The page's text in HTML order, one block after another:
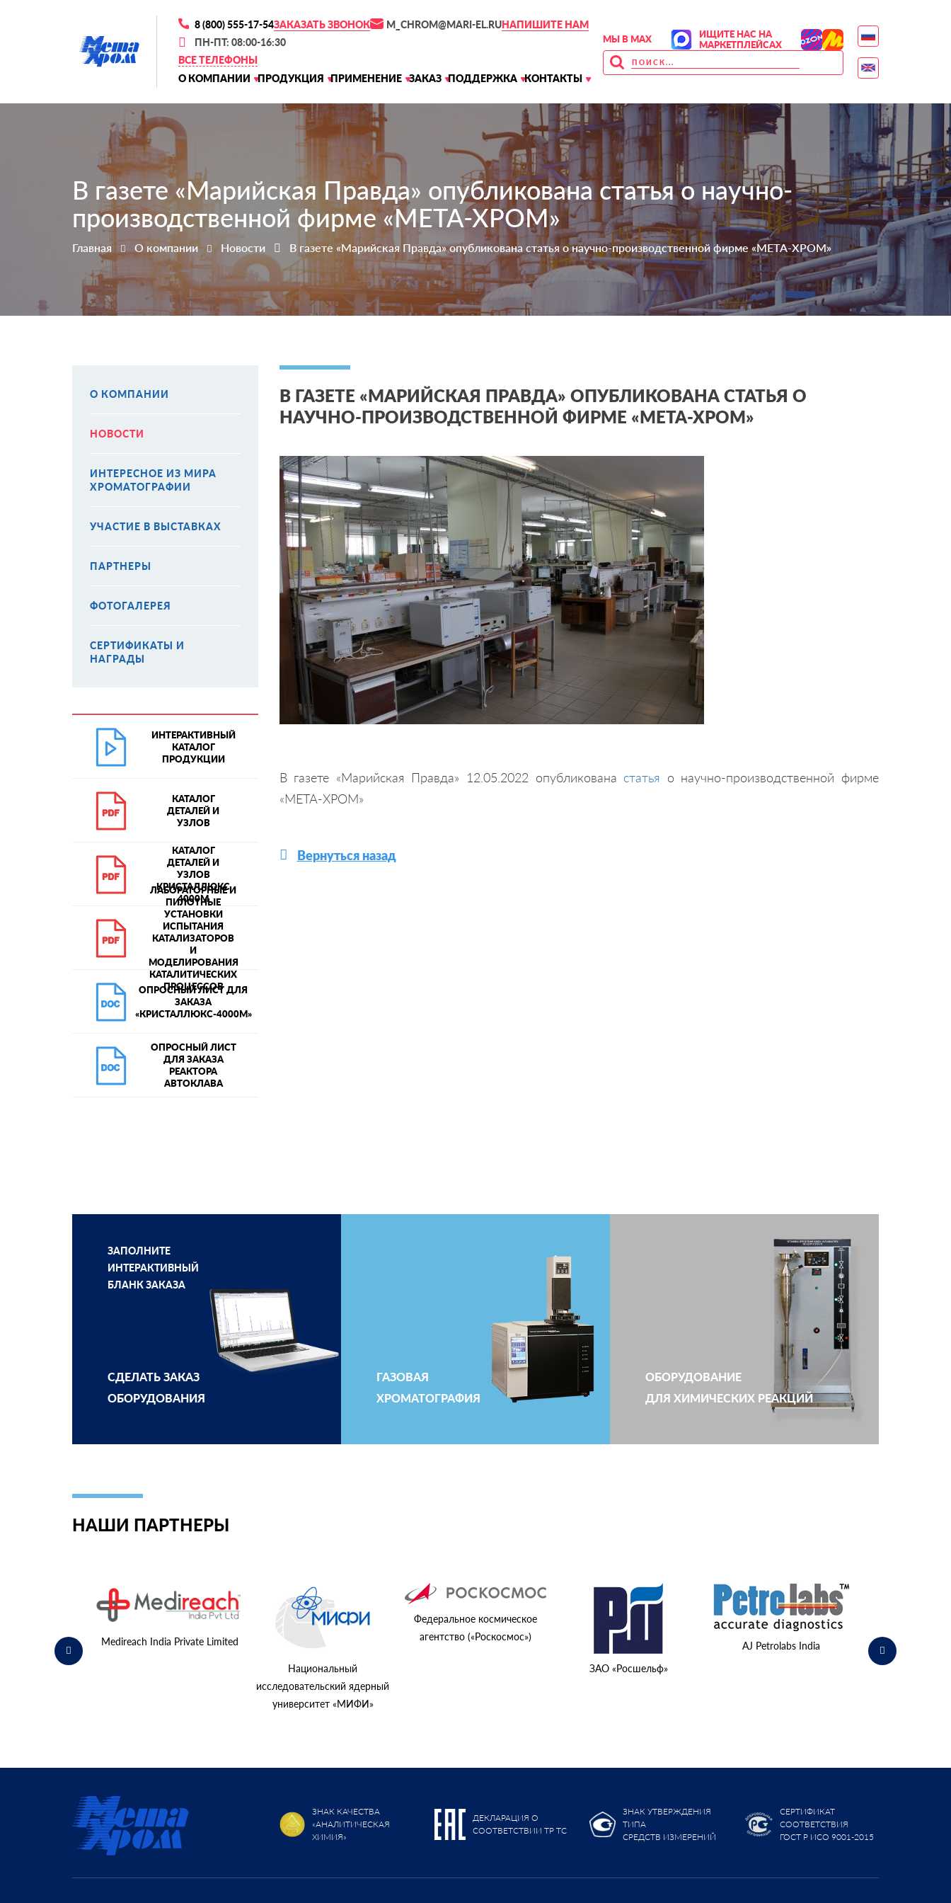
8 (800) 555-17-54ЗАКАЗАТЬ ЗВОНОК M_CHROM@MARI-EL.RUНАПИШИТЕ НАМ
ПН-ПТ: 08:00-16:30
ВСЕ ТЕЛЕФОНЫ
О КОМПАНИИ
ПРОДУКЦИЯ ПРИМЕНЕНИЕ ЗАКАЗ ПОДДЕРЖКА КОНТАКТЫ
МЫ В MAX
ИЩИТЕ НАС НА
МАРКЕТПЛЕЙСАХ
В газете «Марийская Правда» опубликована статья о научно-
производственной фирме «МЕТА-ХРОМ»
Главная О компании Новости В газете «Марийская Правда» опубликована статья о научно-производственной фирме «МЕТА-ХРОМ»
О КОМПАНИИ
НОВОСТИ
ИНТЕРЕСНОЕ ИЗ МИРА
ХРОМАТОГРАФИИ
УЧАСТИЕ В ВЫСТАВКАХ
ПАРТНЕРЫ
ФОТОГАЛЕРЕЯ
СЕРТИФИКАТЫ И
НАГРАДЫ
ИНТЕРАКТИВНЫЙ
КАТАЛОГ
ПРОДУКЦИИ
КАТАЛОГ
ДЕТАЛЕЙ И
УЗЛОВ
КАТАЛОГ
ДЕТАЛЕЙ И
УЗЛОВ
КРИСТАЛЛЮКС
4000М
ЛАБОРАТОРНЫЕ И
ПИЛОТНЫЕ
УСТАНОВКИ
ИСПЫТАНИЯ
КАТАЛИЗАТОРОВ
И
МОДЕЛИРОВАНИЯ
КАТАЛИТИЧЕСКИХ
ПРОЦЕССОВ
ОПРОСНЫЙ ЛИСТ ДЛЯ
ЗАКАЗА
«КРИСТАЛЛЮКС-4000М»
ОПРОСНЫЙ ЛИСТ
ДЛЯ ЗАКАЗА
РЕАКТОРА
АВТОКЛАВА
В ГАЗЕТЕ «МАРИЙСКАЯ ПРАВДА» ОПУБЛИКОВАНА СТАТЬЯ О
НАУЧНО-ПРОИЗВОДСТВЕННОЙ ФИРМЕ «МЕТА-ХРОМ»
В газете «Марийская Правда» 12.05.2022 опубликована статья о научно-производственной фирме
«МЕТА-ХРОМ»
Вернуться назад
ЗАПОЛНИТЕ
ИНТЕРАКТИВНЫЙ
БЛАНК ЗАКАЗА
СДЕЛАТЬ ЗАКАЗ
ОБОРУДОВАНИЯ
ГАЗОВАЯ
ХРОМАТОГРАФИЯ
ОБОРУДОВАНИЕ
ДЛЯ ХИМИЧЕСКИХ РЕАКЦИЙ
НАШИ ПАРТНЕРЫ
Medireach India Private Limited
Национальный
исследовательский ядерный
университет «МИФИ»
Федеральное космическое
агентство («Роскосмос»)
ЗАО «Росшельф»
AJ Petrolabs India
ЗНАК КАЧЕСТВА
«АНАЛИТИЧЕСКАЯ
ХИМИЯ»
ДЕКЛАРАЦИЯ О
СООТВЕТСТВИИ ТР ТС
ЗНАК УТВЕРЖДЕНИЯ
ТИПА
СРЕДСТВ ИЗМЕРЕНИЙ
СЕРТИФИКАТ
СООТВЕТСТВИЯ
ГОСТ Р ИСО 9001-2015